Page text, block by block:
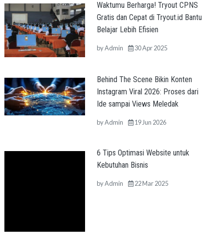
Waktumu Berharga! Tryout CPNS
Gratis dan Cepat di Tryout.id Bantu
Belajar Lebih Efisien
byAdmin 30 Apr 2025
Behind The Scene Bikin Konten
Instagram Viral 2026: Proses dari
Ide sampai Views Meledak
byAdmin 19 Jun 2026
6 Tips Optimasi Website untuk
Kebutuhan Bisnis
byAdmin 22 Mar 2025